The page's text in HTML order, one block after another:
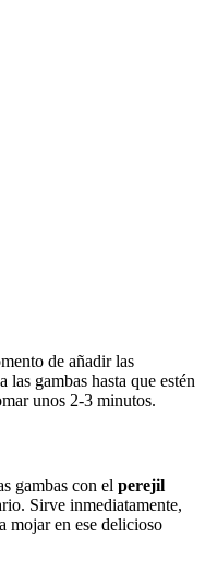
de añadir las
gambas hasta que estén
unos 2-3 minutos.
gambas con el perejil
Sirve inmediatamente,
mojar en ese delicioso